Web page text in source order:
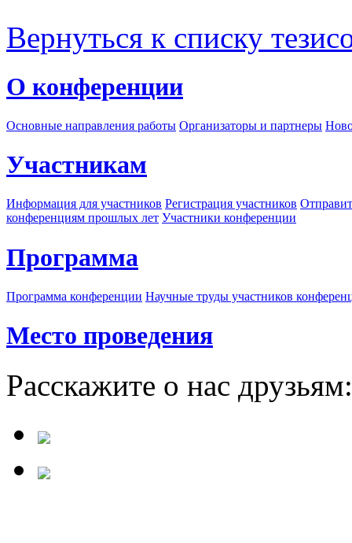
Вернуться к списку
О конференции
Основные направления работы Организаторы и партнеры
Участникам
Информация для участников Регистрация участников
конференциям прошлых лет Участники конференции
Программа
Программа конференции Научные труды участников
Место проведения
Расскажите о нас друзьям: